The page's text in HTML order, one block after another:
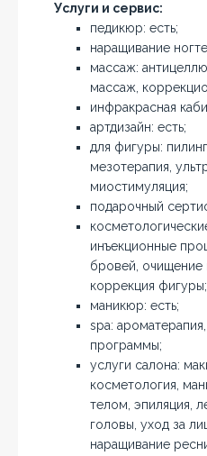
Услуги и сервис:
педикюр: есть;
наращивание
массаж:
массаж,
инфракрасная
артдизайн: есть;
для фигуры:
мезотерапия,
миостимуляция;
подарочный
инъекционные
бровей, очищение
коррекция фигуры;
маникюр: есть;
spa:
программы;
услуги салона:
косметология,
телом, эпиляция,
головы, уход за
наращивание